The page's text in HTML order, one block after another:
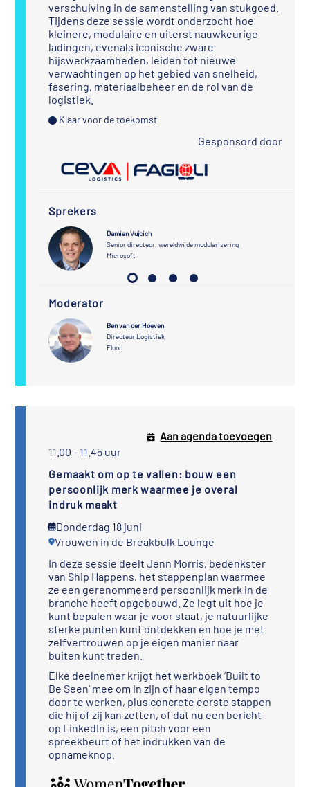
verschuiving in de samenstelling van stukgoed.
Tijdens deze sessie wordt onderzocht hoe
kleinere, modulaire en uiterst nauwkeurige
ladingen, evenals iconische zware
hijswerkzaamheden, leiden tot nieuwe
verwachtingen op het gebied van snelheid,
fasering, materiaalbeheer en de rol van de
logistiek.
Klaar voor de toekomst
Gesponsord door
Sprekers
Damian Vujcich
Senior directeur, wereldwijde modularisering
Microsoft
Moderator
Ben van der Hoeven
Directeur Logistiek
Fluor
11.00 - 11.45 uur
Gemaakt om op te vallen: bouw een
persoonlijk merk waarmee je overal
indruk maakt
Donderdag 18 juni
Vrouwen in de Breakbulk Lounge
Aan agenda toevoegen
In deze sessie deelt Jenn Morris, bedenkster
van Ship Happens, het stappenplan waarmee
ze een gerenommeerd persoonlijk merk in de
branche heeft opgebouwd. Ze legt uit hoe je
kunt bepalen waar je voor staat, je natuurlijke
sterke punten kunt ontdekken en hoe je met
zelfvertrouwen op je eigen manier naar
buiten kunt treden.
Elke deelnemer krijgt het werkboek ‘Built to
Be Seen’ mee om in zijn of haar eigen tempo
door te werken, plus concrete eerste stappen
die hij of zij kan zetten, of dat nu een bericht
op LinkedIn is, een pitch voor een
spreekbeurt of het indrukken van de
opnameknop.